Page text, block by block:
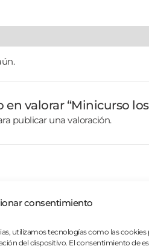
consentimiento
utilizamos tecnologías como las cookies
del dispositivo. El consentimiento de
en valorar “Minicurso
publicar una valoración.
¿A qué